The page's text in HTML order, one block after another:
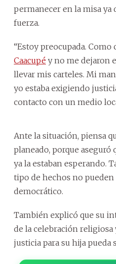
permanecer en la misa ya
fuerza.
“Estoy preocupada. Como
Caacupé y no me dejaron
llevar mis carteles. Mi
yo estaba exigiendo
contacto con un medio
Ante la situación, piensa
planeado, porque aseguró
ya la estaban esperando.
tipo de hechos no pueden
democrático.
También explicó que su
de la celebración religiosa
justicia para su hija pueda